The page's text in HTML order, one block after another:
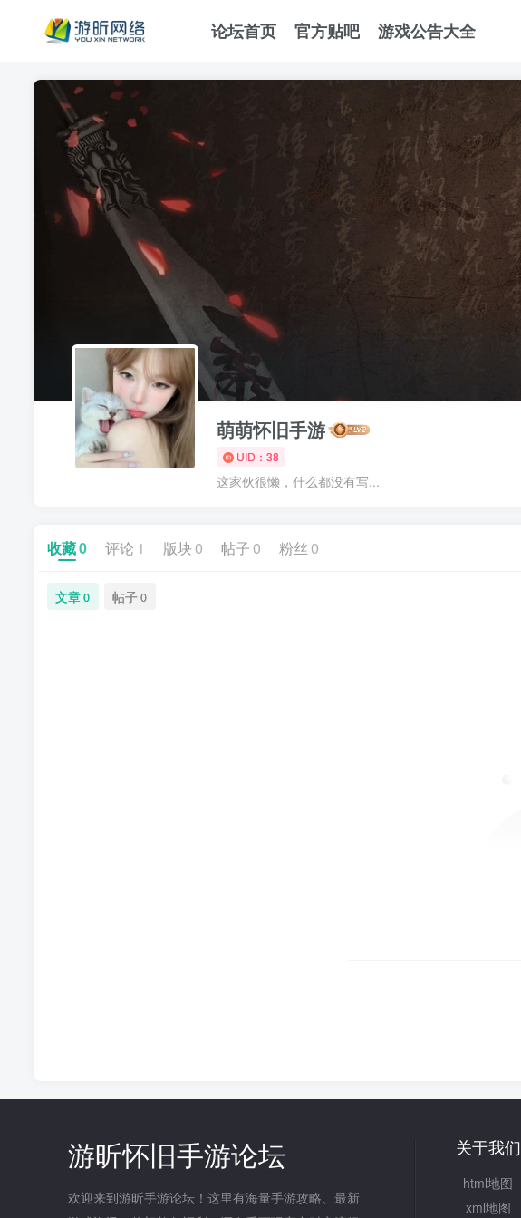
论坛首页 官方贴吧 游戏公告大全
萌萌怀旧手游
UID：38
这家伙很懒，什么都没有写...
收藏0 评论 1 版块 0 帖子 0 粉丝 0
文章0 帖子0
游昕怀旧手游论坛
欢迎来到游昕手游论坛！这里有海量手游攻略、最新
关于我们
html地图
xml地图